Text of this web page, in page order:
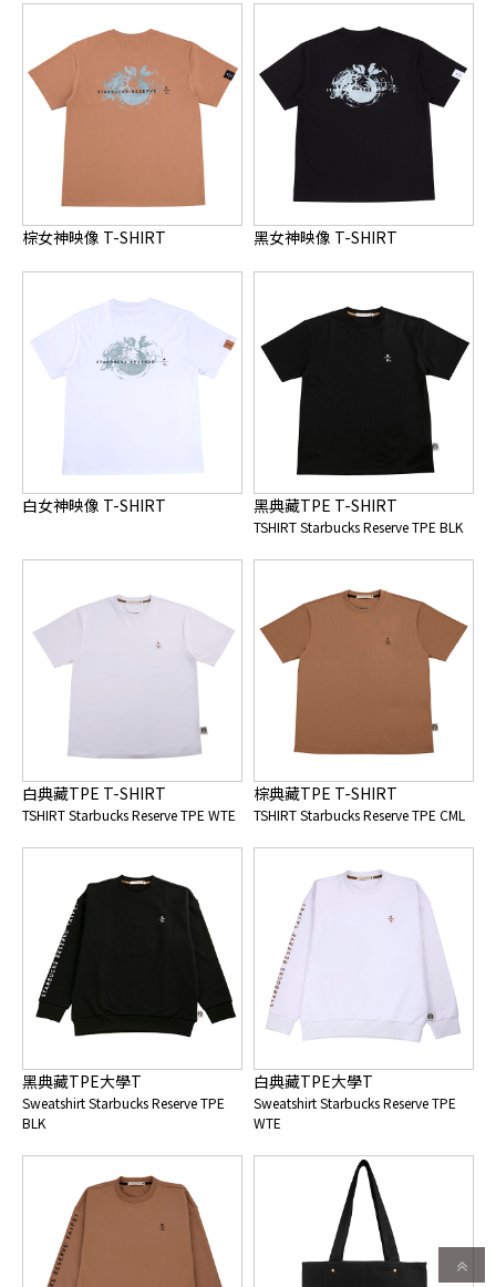
棕女神映像 T-SHIRT 黑女神映像 T-SHIRT
白女神映像 T-SHIRT 黑典藏TPE T-SHIRT
TSHIRT Starbucks Reserve TPE BLK
白典藏TPE T-SHIRT
TSHIRT Starbucks Reserve TPE WTE
棕典藏TPE T-SHIRT
TSHIRT Starbucks Reserve TPE CML
黑典藏TPE大學T
Sweatshirt Starbucks Reserve TPE
BLK
白典藏TPE大學T
Sweatshirt Starbucks Reserve TPE
WTE